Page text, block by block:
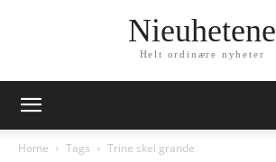
Nieuhetene
Helt ordinære nyheter
Home Tags Trine skei grande